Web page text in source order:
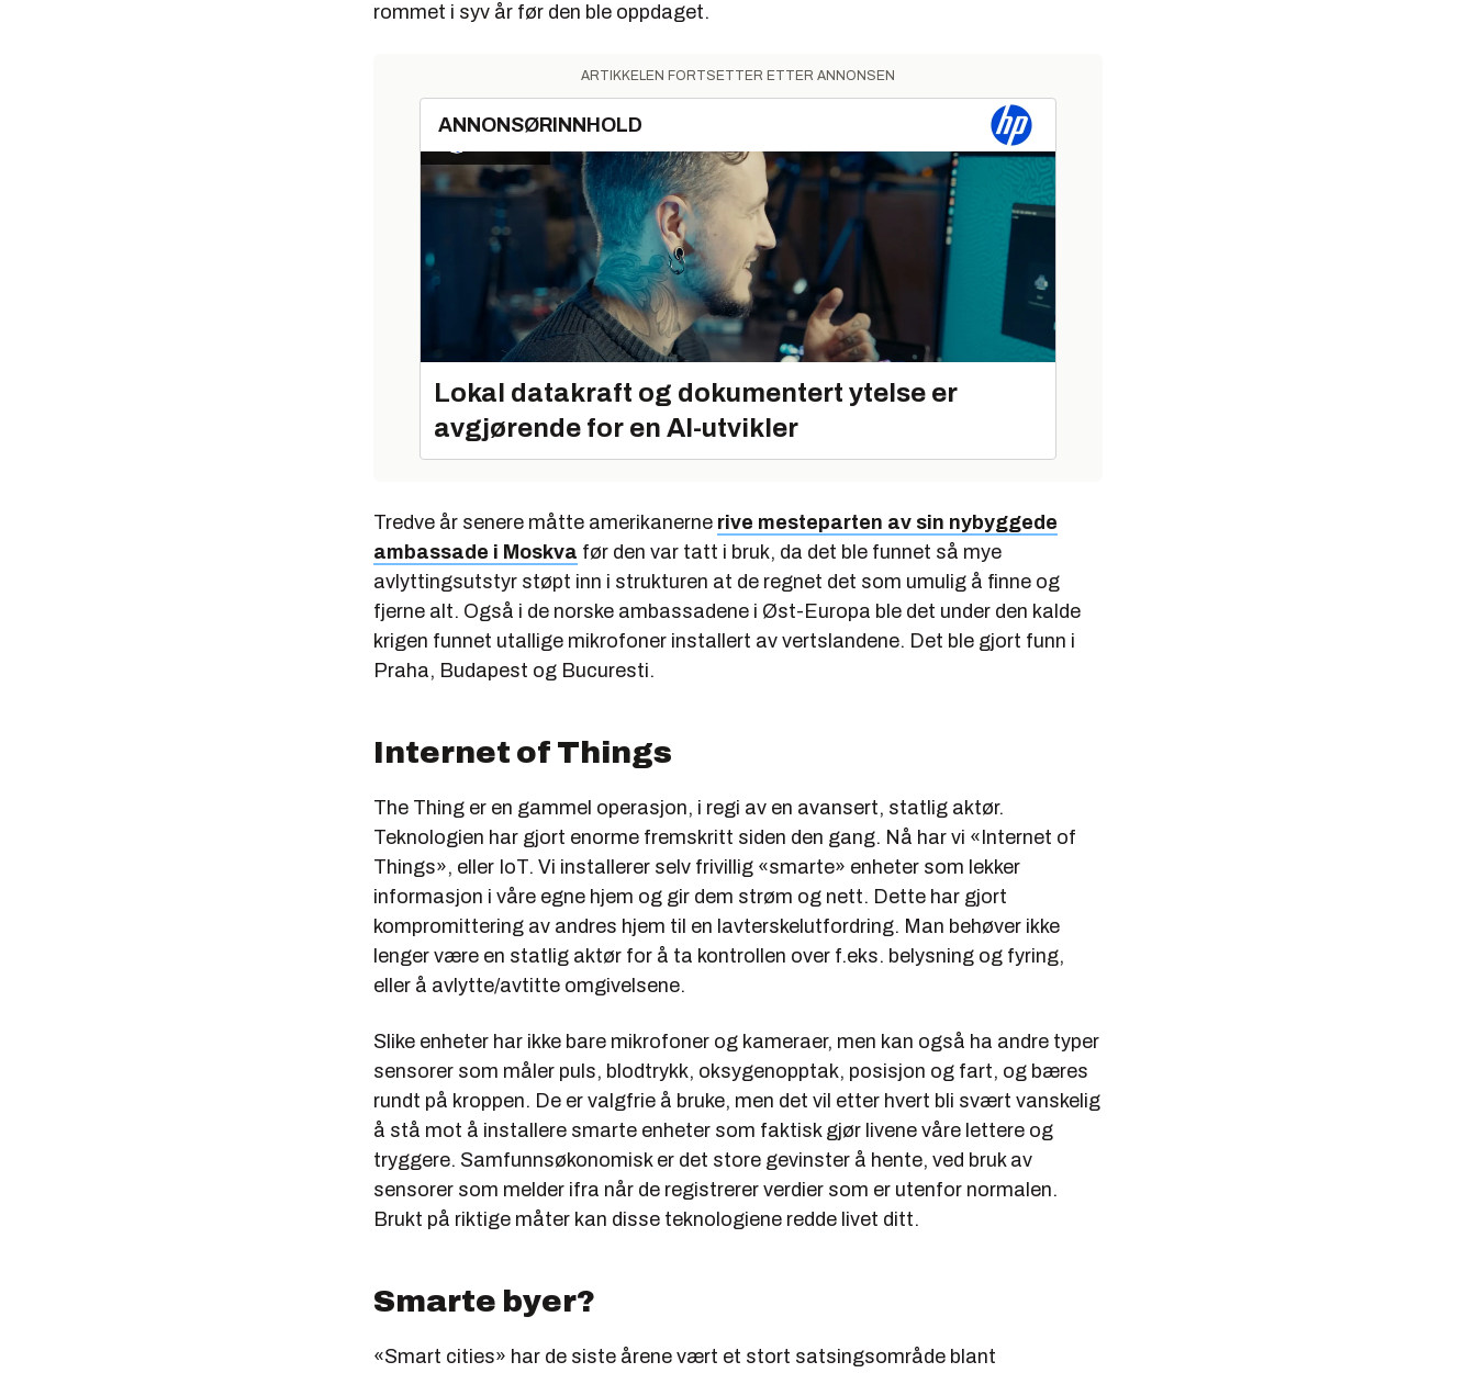
rommet i syv år før den ble oppdaget.
ARTIKKELEN FORTSETTER ETTER ANNONSEN
ANNONSØRINNHOLD
Lokal datakraft og dokumentert ytelse er
avgjørende for en AI-utvikler
Tredve år senere måtte amerikanerne rive mesteparten av sin nybyggede
ambassade i Moskva før den var tatt i bruk, da det ble funnet så mye
avlyttingsutstyr støpt inn i strukturen at de regnet det som umulig å finne og
fjerne alt. Også i de norske ambassadene i Øst-Europa ble det under den kalde
krigen funnet utallige mikrofoner installert av vertslandene. Det ble gjort funn i
Praha, Budapest og Bucuresti.
Internet of Things
The Thing er en gammel operasjon, i regi av en avansert, statlig aktør.
Teknologien har gjort enorme fremskritt siden den gang. Nå har vi « Internet of
Things», eller IoT. Vi installerer selv frivillig «smarte» enheter som lekker
informasjon i våre egne hjem og gir dem strøm og nett. Dette har gjort
kompromittering av andres hjem til en lavterskelutfordring. Man behøver ikke
lenger være en statlig aktør for å ta kontrollen over f.eks. belysning og fyring,
eller å avlytte/avtitte omgivelsene.
Slike enheter har ikke bare mikrofoner og kameraer, men kan også ha andre typer
sensorer som måler puls, blodtrykk, oksygenopptak, posisjon og fart, og bæres
rundt på kroppen. De er valgfrie å bruke, men det vil etter hvert bli svært vanskelig
å stå mot å installere smarte enheter som faktisk gjør livene våre lettere og
tryggere. Samfunnsøkonomisk er det store gevinster å hente, ved bruk av
sensorer som melder ifra når de registrerer verdier som er utenfor normalen.
Brukt på riktige måter kan disse teknologiene redde livet ditt.
Smarte byer?
«Smart cities» har de siste årene vært et stort satsingsområde blant